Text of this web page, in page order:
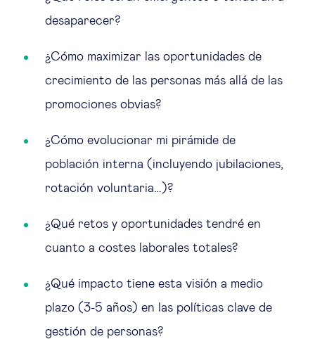
desaparecer?
¿Cómo maximizar las oportunidades de
crecimiento de las personas más allá de las
promociones obvias?
¿Cómo evolucionar mi pirámide de
población interna (incluyendo jubilaciones,
rotación voluntaria…)?
¿Qué retos y oportunidades tendré en
cuanto a costes laborales totales?
¿Qué impacto tiene esta visión a medio
plazo (3-5 años) en las políticas clave de
gestión de personas?